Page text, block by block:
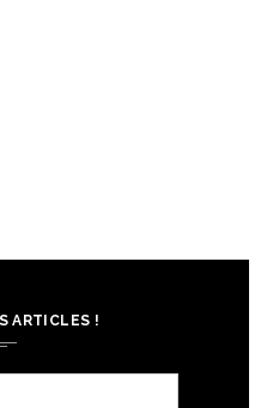
ARTICLES !